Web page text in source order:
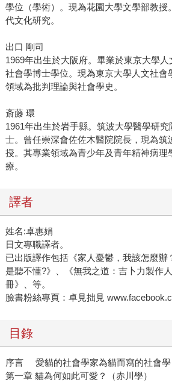
學位（學術）。現為花園大學文學部教授
代文化研究。
出口 剛司
1969年出生於大阪府。畢業於東京大學
社會學博士學位。現為東京大學人文社會
領域為批判理論與社會學史。
斎藤 環
1961年出生於岩手縣。筑波大學醫學研
士。曾任崇深會佐佐木醫院院長，現為筑
授。其專業領域為青少年及青年精神病理
療。
譯者
姓名:卓惠娟
日文專職譯者。
已出版譯作包括《家人憂鬱，我該怎麼辦
是聽不懂?》、《無我之道：吉卜力製作
冊》、等。
臉書粉絲專頁：卓見拙見
目錄
序言 愛貓的社會學家為貓而寫的社會學
第一章 貓為何如此可愛？（赤川學）